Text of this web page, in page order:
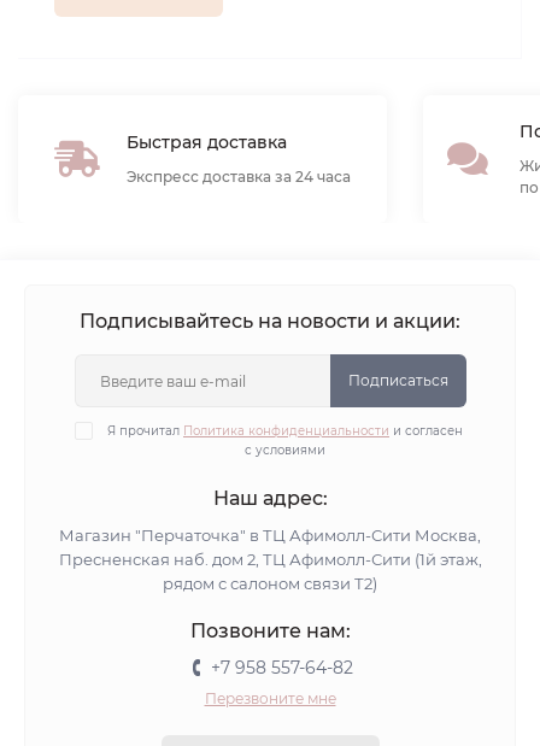
Быстрая доставка
Экспресс доставка за 24 часа
Подписывайтесь на новости и акции:
Подписаться
Я прочитал Политика конфиденциальности и согласен
с условиями
Наш адрес:
Магазин "Перчаточка" в ТЦ Афимолл-Сити Москва,
Пресненская наб. дом 2, ТЦ Афимолл-Сити (1й этаж,
рядом с салоном связи Т2)
Позвоните нам:
+7 958 557-64-82
Перезвоните мне